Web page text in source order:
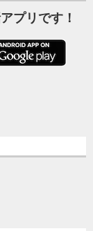
プリです！